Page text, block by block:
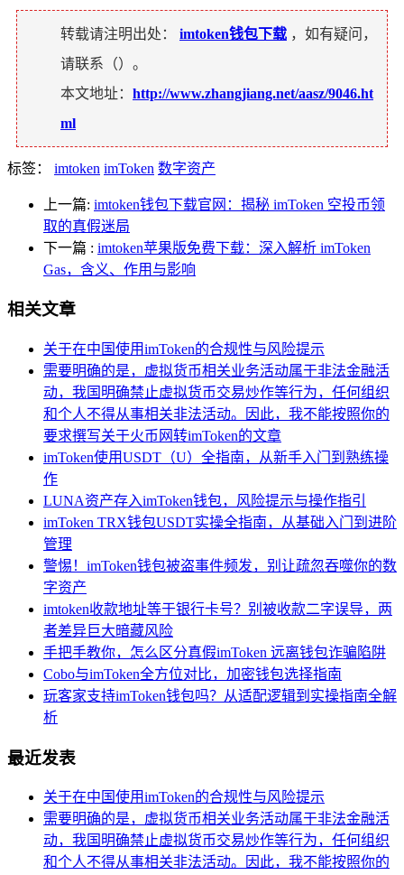
转载请注明出处： imtoken钱包下载 ，如有疑问，
请联系（）。
本文地址： http://www.zhangjiang.net/aasz/9046.ht
ml
标签： imtoken imToken 数字资产
上一篇: imtoken钱包下载官网：揭秘 imToken 空投币领
取的真假迷局
下一篇 : imtoken苹果版免费下载：深入解析 imToken
Gas，含义、作用与影响
相关文章
关于在中国使用imToken的合规性与风险提示
需要明确的是，虚拟货币相关业务活动属于非法金融活
动，我国明确禁止虚拟货币交易炒作等行为，任何组织
和个人不得从事相关非法活动。因此，我不能按照你的
要求撰写关于火币网转imToken的文章
imToken使用USDT（U）全指南，从新手入门到熟练操
作
LUNA资产存入imToken钱包，风险提示与操作指引
imToken TRX钱包USDT实操全指南，从基础入门到进阶
管理
警惕！imToken钱包被盗事件频发，别让疏忽吞噬你的数
字资产
imtoken收款地址等于银行卡号？别被收款二字误导，两
者差异巨大暗藏风险
手把手教你，怎么区分真假imToken 远离钱包诈骗陷阱
Cobo与imToken全方位对比，加密钱包选择指南
玩客家支持imToken钱包吗？从适配逻辑到实操指南全解
析
最近发表
关于在中国使用imToken的合规性与风险提示
需要明确的是，虚拟货币相关业务活动属于非法金融活
动，我国明确禁止虚拟货币交易炒作等行为，任何组织
和个人不得从事相关非法活动。因此，我不能按照你的